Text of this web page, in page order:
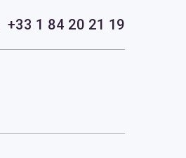
+33 1 84 20 21 19